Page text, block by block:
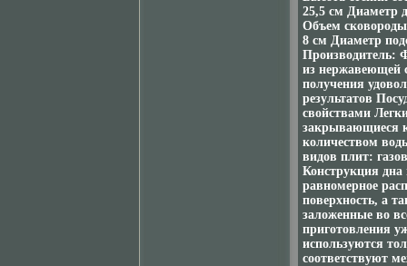
25,5 см Диаметр
Объем
8 см Диаметр
Производитель:
из нержавеющей
получения
результатов
свойствами
закрывающиеся
количеством
видов плит:
Конструкция дна
равномерное
поверхность, а
заложенные во
приготовления
используются
соответствуют